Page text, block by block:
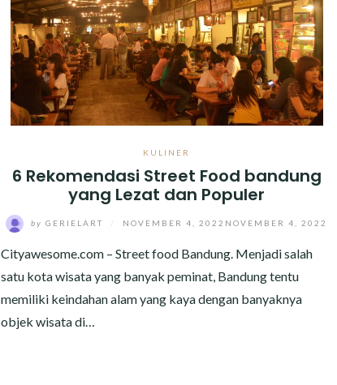
KULINER
6 Rekomendasi Street Food bandung
yang Lezat dan Populer
by GERIELART NOVEMBER 4, 2022 NOVEMBER 4, 2022
Cityawesome.com – Street food Bandung. Menjadi salah
satu kota wisata yang banyak peminat, Bandung tentu
memiliki keindahan alam yang kaya dengan banyaknya
objek wisata di…